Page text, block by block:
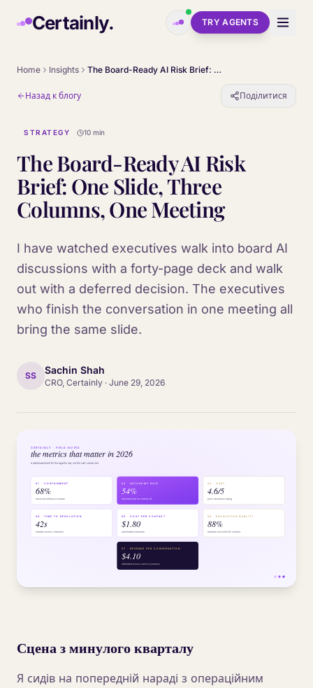
Certainly. TRY AGENTS
Home Insights The Board-Ready AI Risk Brief: One Slide, Three Columns, One Meeting
Назад к блогу Поділитися
STRATEGY 10 min
The Board-Ready AI Risk
Brief: One Slide, Three
Columns, One Meeting
I have watched executives walk into board AI
discussions with a forty-page deck and walk
out with a deferred decision. The executives
who finish the conversation in one meeting all
bring the same slide.
SS Sachin Shah
CRO, Certainly · June 29, 2026
Сцена з минулого кварталу
Я сидів на попередній нараді з операційним